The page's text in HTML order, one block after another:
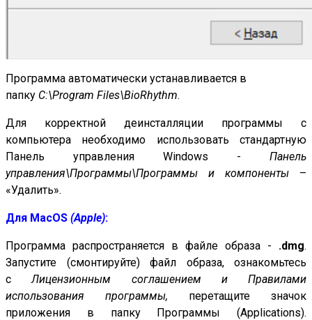
Программа автоматически устанавливается в
папку C:\Program Files\BioRhythm.
Для корректной деинсталляции программы с
компьютера необходимо использовать стандартную
Панель управления Windows - Панель
управления\Программы\Программы и компоненты –
«Удалить».
Для MacOS (Apple):
Программа распространяется в файле образа - .dmg.
Запустите (смонтируйте) файл образа, ознакомьтесь
сЛицензионным соглашением и Правилами
использования программы, перетащите значок
приложения в папку Программы (Applications).